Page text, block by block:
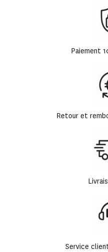
Paiement
Retour et
Service